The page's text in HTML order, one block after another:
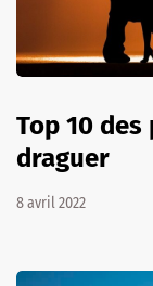
Top 10
draguer
8 avril 2022